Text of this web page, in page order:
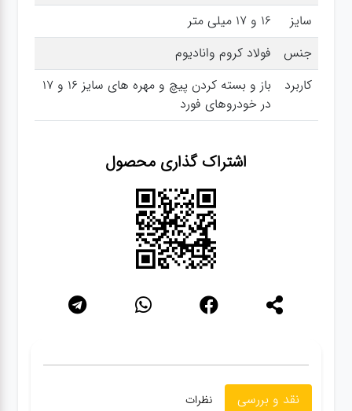
کیف و
جبعه
ابزار
سایز
16 و 17 میلی متر
جنس
فولاد کروم وانادیوم
کاربرد
باز و بسته کردن پیچ و مهره های سایز 16 و 17
در خودروهای فورد
اشتراک گذاری محصول
نقد و بررسی نظرات